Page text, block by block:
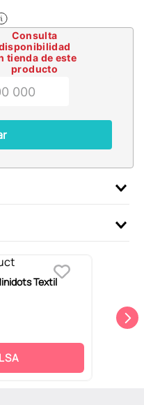
Consulta
tienda de este
producto
Textil